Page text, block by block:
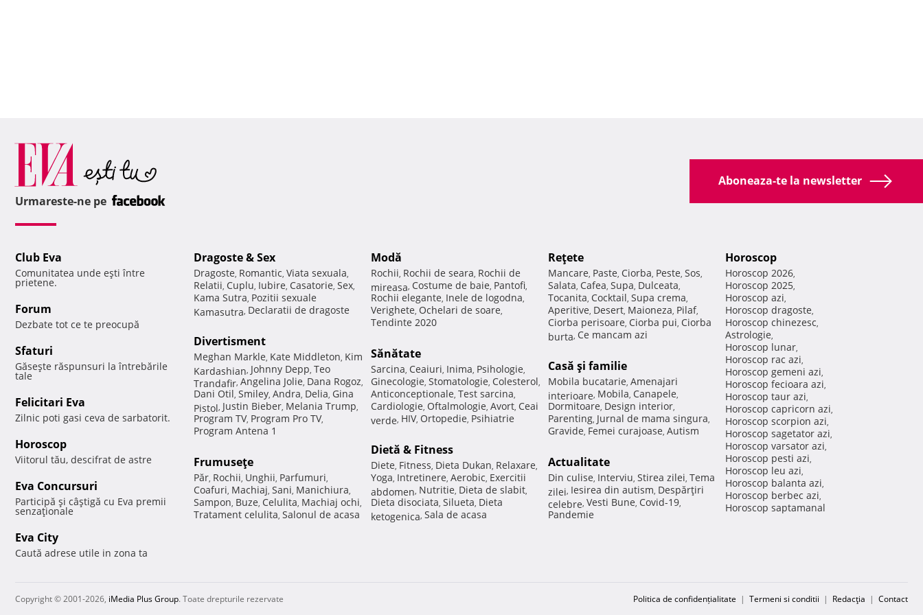
Aboneaza-te la newsletter
Urmareste-ne pe
Club Eva
Comunitatea unde eşti între
prietene.
Forum
Dezbate tot ce te preocupă
Sfaturi
Găseşte răspunsuri la întrebările
tale
Felicitari Eva
Zilnic poti gasi ceva de sarbatorit.
Horoscop
Viitorul tău, descifrat de astre
Eva Concursuri
Participă şi câştigă cu Eva premii
senzaţionale
Eva City
Caută adrese utile in zona ta
Dragoste & Sex
Dragoste, Romantic, Viata sexuala,
Relatii, Cuplu, Iubire, Casatorie, Sex,
Kama Sutra, Pozitii sexuale
Kamasutra, Declaratii de dragoste
Divertisment
Meghan Markle, Kate Middleton, Kim
Kardashian, Johnny Depp, Teo
Trandafir, Angelina Jolie, Dana Rogoz,
Dani Otil, Smiley, Andra, Delia, Gina
Pistol, Justin Bieber, Melania Trump,
Program TV, Program Pro TV,
Program Antena 1
Frumuseţe
Păr, Rochii, Unghii, Parfumuri,
Coafuri, Machiaj, Sani, Manichiura,
Sampon, Buze, Celulita, Machiaj ochi,
Tratament celulita, Salonul de acasa
Modă
Rochii, Rochii de seara, Rochii de
mireasa, Costume de baie, Pantofi,
Rochii elegante, Inele de logodna,
Verighete, Ochelari de soare,
Tendinte 2020
Sănătate
Sarcina, Ceaiuri, Inima, Psihologie,
Ginecologie, Stomatologie, Colesterol,
Anticonceptionale, Test sarcina,
Cardiologie, Oftalmologie, Avort, Ceai
verde, HIV, Ortopedie, Psihiatrie
Dietă & Fitness
Diete, Fitness, Dieta Dukan, Relaxare,
Yoga, Intretinere, Aerobic, Exercitii
abdomen, Nutritie, Dieta de slabit,
Dieta disociata, Silueta, Dieta
ketogenica, Sala de acasa
Reţete
Mancare, Paste, Ciorba, Peste, Sos,
Salata, Cafea, Supa, Dulceata,
Tocanita, Cocktail, Supa crema,
Aperitive, Desert, Maioneza, Pilaf,
Ciorba perisoare, Ciorba pui, Ciorba
burta, Ce mancam azi
Casă şi familie
Mobila bucatarie, Amenajari
interioare, Mobila, Canapele,
Dormitoare, Design interior,
Parenting, Jurnal de mama singura,
Gravide, Femei curajoase, Autism
Actualitate
Din culise, Interviu, Stirea zilei, Tema
zilei, Iesirea din autism, Despărţiri
celebre, Vesti Bune, Covid-19,
Pandemie
Horoscop
Horoscop 2026,
Horoscop 2025,
Horoscop azi,
Horoscop dragoste,
Horoscop chinezesc,
Astrologie,
Horoscop lunar,
Horoscop rac azi,
Horoscop gemeni azi,
Horoscop fecioara azi,
Horoscop taur azi,
Horoscop capricorn azi,
Horoscop scorpion azi,
Horoscop sagetator azi,
Horoscop varsator azi,
Horoscop pesti azi,
Horoscop leu azi,
Horoscop balanta azi,
Horoscop berbec azi,
Horoscop saptamanal
Copyright © 2001-2026, iMedia Plus Group. Toate drepturile rezervate Politica de confidențialitate | Termeni si conditii | Redacţia | Contact